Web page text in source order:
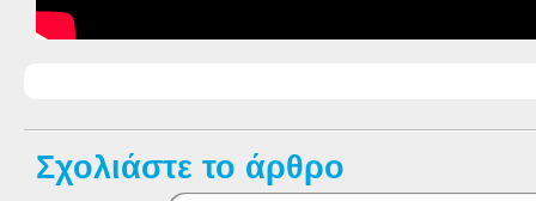
Σχολιάστε το άρθρο